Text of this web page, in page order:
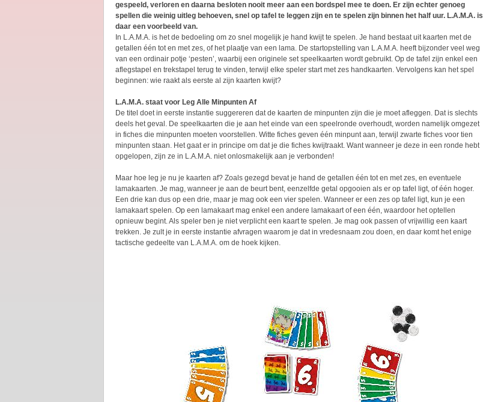
gespeeld, verloren en daarna besloten nooit meer aan een bordspel mee te doen. Er zijn echter genoeg
spellen die weinig uitleg behoeven, snel op tafel te leggen zijn en te spelen zijn binnen het half uur. L.A.M.A. is
daar een voorbeeld van.
In L.A.M.A. is het de bedoeling om zo snel mogelijk je hand kwijt te spelen. Je hand bestaat uit kaarten met de
getallen één tot en met zes, of het plaatje van een lama. De startopstelling van L.A.M.A. heeft bijzonder veel weg
van een ordinair potje ‘pesten’, waarbij een originele set speelkaarten wordt gebruikt. Op de tafel zijn enkel een
aflegstapel en trekstapel terug te vinden, terwijl elke speler start met zes handkaarten. Vervolgens kan het spel
beginnen: wie raakt als eerste al zijn kaarten kwijt?
L.A.M.A. staat voor Leg Alle Minpunten Af
De titel doet in eerste instantie suggereren dat de kaarten de minpunten zijn die je moet afleggen. Dat is slechts
deels het geval. De speelkaarten die je aan het einde van een speelronde overhoudt, worden namelijk omgezet
in fiches die minpunten moeten voorstellen. Witte fiches geven één minpunt aan, terwijl zwarte fiches voor tien
minpunten staan. Het gaat er in principe om dat je die fiches kwijtraakt. Want wanneer je deze in een ronde hebt
opgelopen, zijn ze in L.A.M.A. niet onlosmakelijk aan je verbonden!
Maar hoe leg je nu je kaarten af? Zoals gezegd bevat je hand de getallen één tot en met zes, en eventuele
lamakaarten. Je mag, wanneer je aan de beurt bent, eenzelfde getal opgooien als er op tafel ligt, of één hoger.
Een drie kan dus op een drie, maar je mag ook een vier spelen. Wanneer er een zes op tafel ligt, kun je een
lamakaart spelen. Op een lamakaart mag enkel een andere lamakaart of een één, waardoor het optellen
opnieuw begint. Als speler ben je niet verplicht een kaart te spelen. Je mag ook passen of vrijwillig een kaart
trekken. Je zult je in eerste instantie afvragen waarom je dat in vredesnaam zou doen, en daar komt het enige
tactische gedeelte van L.A.M.A. om de hoek kijken.